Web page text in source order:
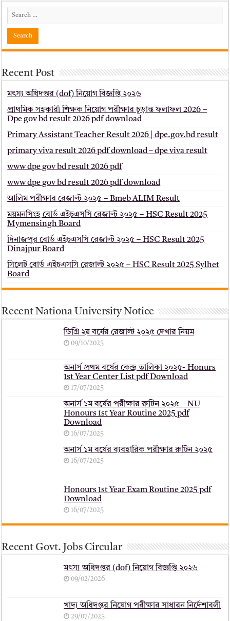
Recent Post
মৎস্য অধিদপ্তর (dof) নিয়োগ বিজ্ঞপ্তি ২০২৬
প্রাথমিক সহকারী শিক্ষক নিয়োগ পরীক্ষার চূড়ান্ত ফলাফল 2026 –
Dpe gov bd result 2026 pdf download
Primary Assistant Teacher Result 2026 | dpe.gov.bd result
primary viva result 2026 pdf download – dpe viva result
www dpe gov bd result 2026 pdf
www dpe gov bd result 2026 pdf download
আলিম পরীক্ষার রেজাল্ট ২০২৫ – Bmeb ALIM Result
ময়মনসিংহ বোর্ড এইচএসসি রেজাল্ট ২০২৫ – HSC Result 2025
Mymensingh Board
দিনাজপুর বোর্ড এইচএসসি রেজাল্ট ২০২৫ – HSC Result 2025
Dinajpur Board
সিলেট বোর্ড এইচএসসি রেজাল্ট ২০২৫ – HSC Result 2025 Sylhet
Board
Recent Nationa University Notice
ডিগ্রি ২য় বর্ষের রেজাল্ট ২০২৫ দেখার নিয়ম
09/10/2025
অনার্স প্রথম বর্ষের কেন্দ্র তালিকা ২০২৫- Honurs
1st Year Center List pdf Download
17/07/2025
অনার্স ১ম বর্ষের পরীক্ষার রুটিন ২০২৫ – NU
Honours 1st Year Routine 2025 pdf
Download
16/07/2025
অনার্স ১ম বর্ষের ব্যবহারিক পরীক্ষার ‍রুটিন ২০২৫
16/07/2025
Honours 1st Year Exam Routine 2025 pdf
Download
16/07/2025
Recent Govt. Jobs Circular
মৎস্য অধিদপ্তর (dof) নিয়োগ বিজ্ঞপ্তি ২০২৬
09/02/2026
খাদ্য অধিদপ্তর নিয়োগ পরীক্ষার সাধারন নির্দেশাবলী
29/07/2025